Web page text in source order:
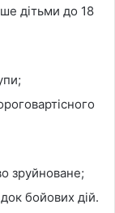
дітьми до 18
зруйноване;
бойових дій.